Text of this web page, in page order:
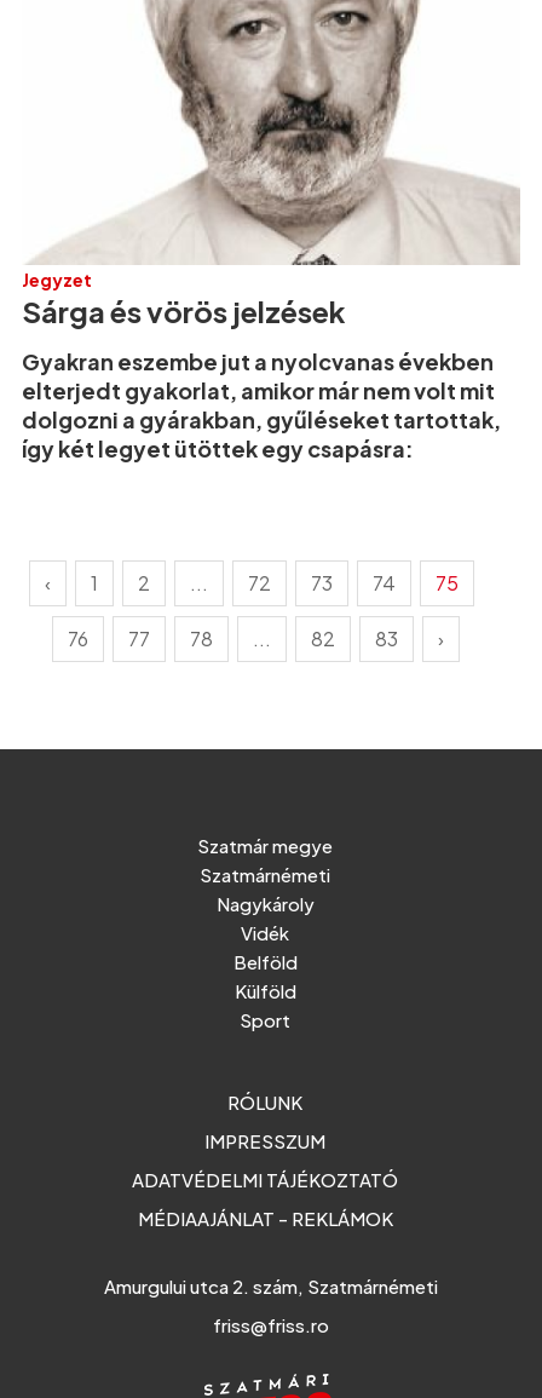
Jegyzet
Sárga és vörös jelzések
Gyakran eszembe jut a nyolcvanas években
elterjedt gyakorlat, amikor már nem volt mit
dolgozni a gyárakban, gyűléseket tartottak,
így két legyet ütöttek egy csapásra:
‹ 1 2 ... 72 73 74 75
76 77 78 ... 82 83 ›
Szatmár megye
Szatmárnémeti
Nagykároly
Vidék
Belföld
Külföld
Sport
RÓLUNK
IMPRESSZUM
ADATVÉDELMI TÁJÉKOZTATÓ
MÉDIAAJÁNLAT - REKLÁMOK
Amurgului utca 2. szám, Szatmárnémeti
friss@friss.ro